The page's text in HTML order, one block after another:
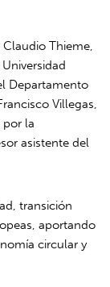
Thieme,
Departamento
Villegas,
por la
asistente del
transición
aportando
circular y